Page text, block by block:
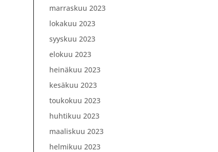
marraskuu 2023
lokakuu 2023
syyskuu 2023
elokuu 2023
heinäkuu 2023
kesäkuu 2023
toukokuu 2023
huhtikuu 2023
maaliskuu 2023
helmikuu 2023